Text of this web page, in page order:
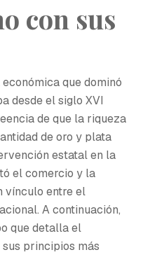
con sus
que dominó
desde el siglo XVI
de que la riqueza
de oro y plata
estatal en la
el comercio y la
vínculo entre el
A continuación,
que detalla el
principios más